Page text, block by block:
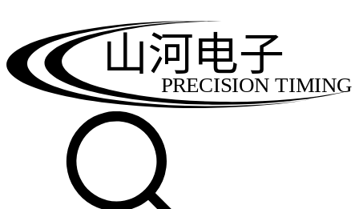
PRECISION TIMING
山河电子